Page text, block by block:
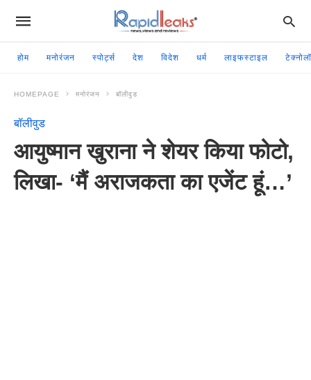
होम मनोरंजन स्पोर्ट्स देश विदेश धर्म लाइफस्टाइल
HOMEPAGE मनोरंजन बॉलीवुड
बॉलीवुड
आयुष्मान खुराना ने शेयर किया फोटो,
लिखा- ‘मैं अराजकता का एजेंट हूं…’